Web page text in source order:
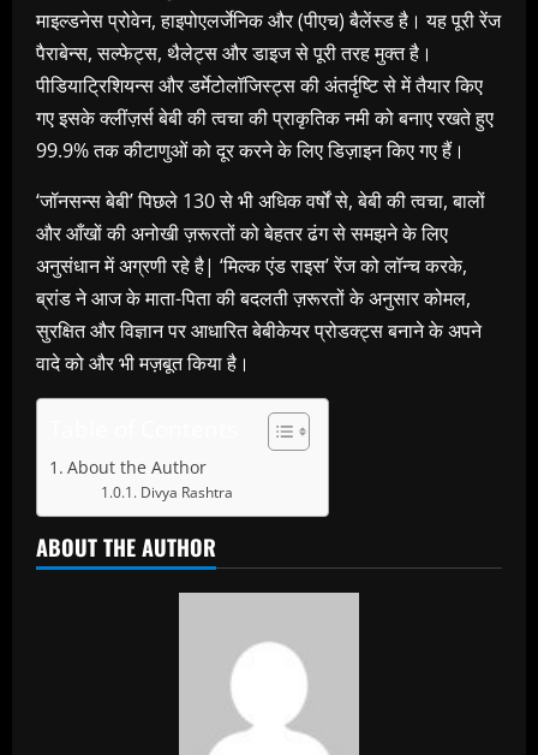
माइल्डनेस प्रोवेन, हाइपोएलर्जेनिक और (पीएच) बैलेंस्ड है। यह पूरी रेंज
पैराबेन्स, सल्फेट्स, थैलेट्स और डाइज से पूरी तरह मुक्त है।
पीडियाट्रिशियन्स और डर्मेटोलॉजिस्ट्स की अंतर्दृष्टि से में तैयार किए
गए इसके क्लींज़र्स बेबी की त्वचा की प्राकृतिक नमी को बनाए रखते हुए
99.9% तक कीटाणुओं को दूर करने के लिए डिज़ाइन किए गए हैं।
‘जॉनसन्स बेबी’ पिछले 130 से भी अधिक वर्षों से, बेबी की त्वचा, बालों
और आँखों की अनोखी ज़रूरतों को बेहतर ढंग से समझने के लिए
अनुसंधान में अग्रणी रहे है| ‘मिल्क एंड राइस’ रेंज को लॉन्च करके,
ब्रांड ने आज के माता-पिता की बदलती ज़रूरतों के अनुसार कोमल,
सुरक्षित और विज्ञान पर आधारित बेबीकेयर प्रोडक्ट्स बनाने के अपने
वादे को और भी मज़बूत किया है।
About the Author
Divya Rashtra
ABOUT THE AUTHOR